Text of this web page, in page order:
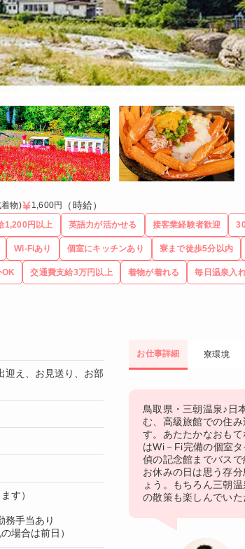
物) 1,600円 （時給）
1,200円以上 英語力が活かせる 接客業経験者歓迎
Wi-Fiあり 個室にキッチンあり 寮まで徒歩5分以内
OK 交通費支給3万円以上 着物が着れる 毎日温泉入
お仕事詳細 寮環境
鳥取県・三朝温泉♪日
む、高級旅館での住
す。あたたかなおも
はWi－Fi完備の個室
偵の記念館までバスで
お休みの日は思う存
ょう。もちろん三朝
の散策も楽しんでいた
迎え、お見送り、お部
す）
務手当あり
場合は前日）